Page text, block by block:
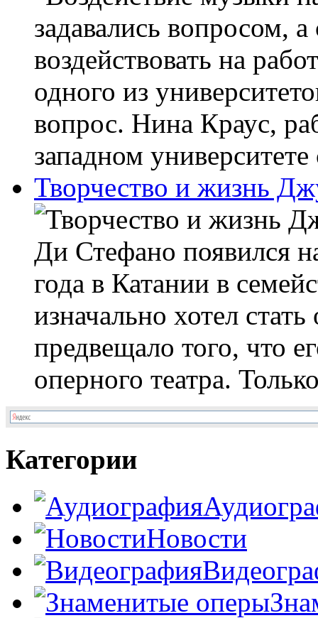
задавались вопросом,
воздействовать на
одного из
вопрос. Нина Краус,
западном
Творчество и жизнь
Ди Стефано появился
года в Катании в
изначально хотел
предвещало того, что
оперного театра.
Категории
Новости